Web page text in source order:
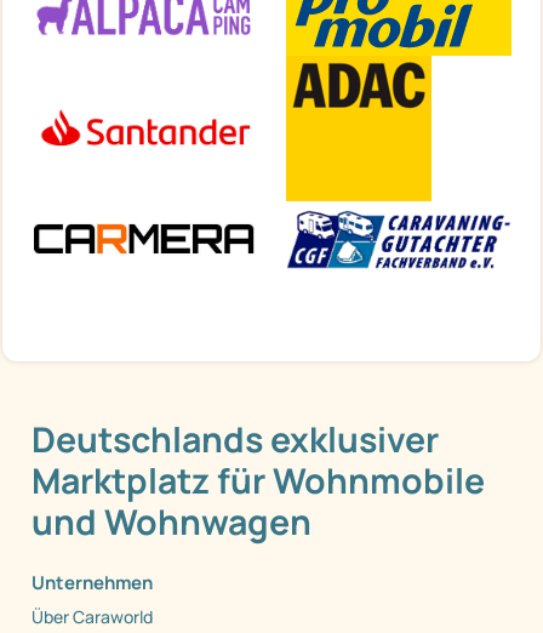
Deutschlands exklusiver
Marktplatz für Wohnmobile
und Wohnwagen
Unternehmen
Über Caraworld